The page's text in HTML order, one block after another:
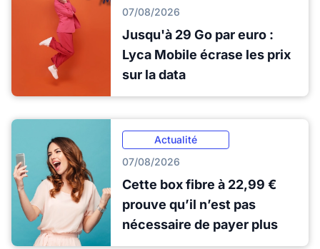
07/08/2026
Jusqu'à 29 Go par euro :
Lyca Mobile écrase les prix
sur la data
Actualité
07/08/2026
Cette box fibre à 22,99 €
prouve qu’il n’est pas
nécessaire de payer plus